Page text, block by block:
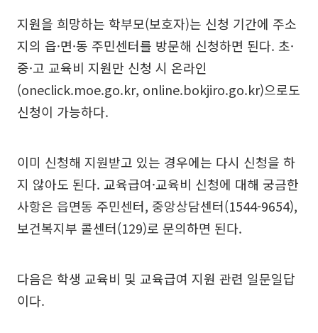
지원을 희망하는 학부모(보호자)는 신청 기간에 주소
지의 읍·면·동 주민센터를 방문해 신청하면 된다. 초·
중·고 교육비 지원만 신청 시 온라인
(oneclick.moe.go.kr, online.bokjiro.go.kr)으로도
신청이 가능하다.
이미 신청해 지원받고 있는 경우에는 다시 신청을 하
지 않아도 된다. 교육급여·교육비 신청에 대해 궁금한
사항은 읍면동 주민센터, 중앙상담센터(1544-9654),
보건복지부 콜센터(129)로 문의하면 된다.
다음은 학생 교육비 및 교육급여 지원 관련 일문일답
이다.